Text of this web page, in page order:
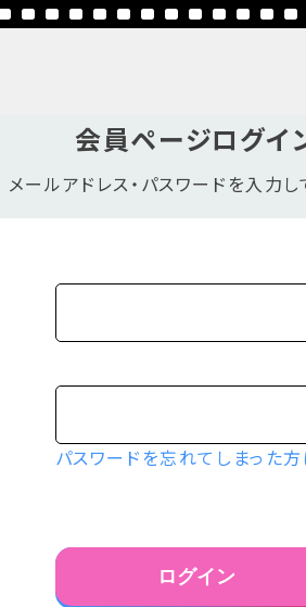
会員ページログイ
メールアドレス・パスワードを入力し
パスワードを忘れてしまった